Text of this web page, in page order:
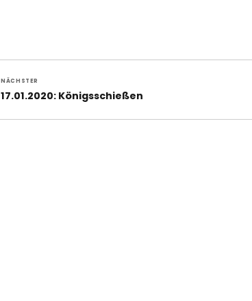
NÄCHSTER
Nächster
17.01.2020: Königsschießen